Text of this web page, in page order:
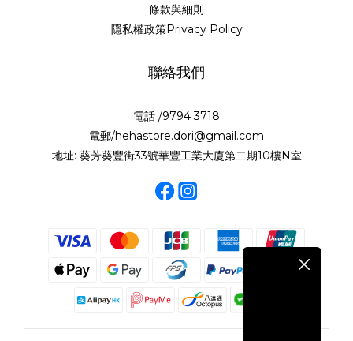
條款與細則
隱私權政策Privacy Policy
聯絡我們
電話 /9794 3718
電郵/hehastore.dori@gmail.com
地址: 葵芳葵豐街33號華豐工業大廈第二期10樓N室